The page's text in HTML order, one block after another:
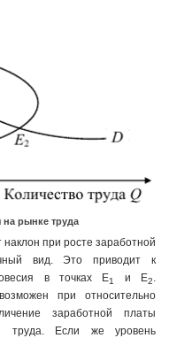
рынке труда
при росте заработной
вид. Это приводит к
в точках Е1 и Е2.
при относительно
заработной платы
труда. Если же уровень